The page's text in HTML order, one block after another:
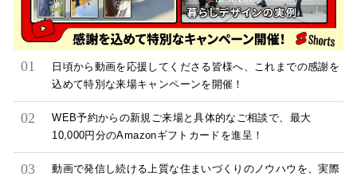
日頃から動画を応援してくださる皆様へ、これまでの感謝を
込めて特別な来場キャンペーンを開催！
WEB予約からの新規ご来場と具体的なご相談で、最大
10,000円分のAmazonギフトカードを進呈！
動画で発信し続ける上質な住まいづくりのノウハウを、実際